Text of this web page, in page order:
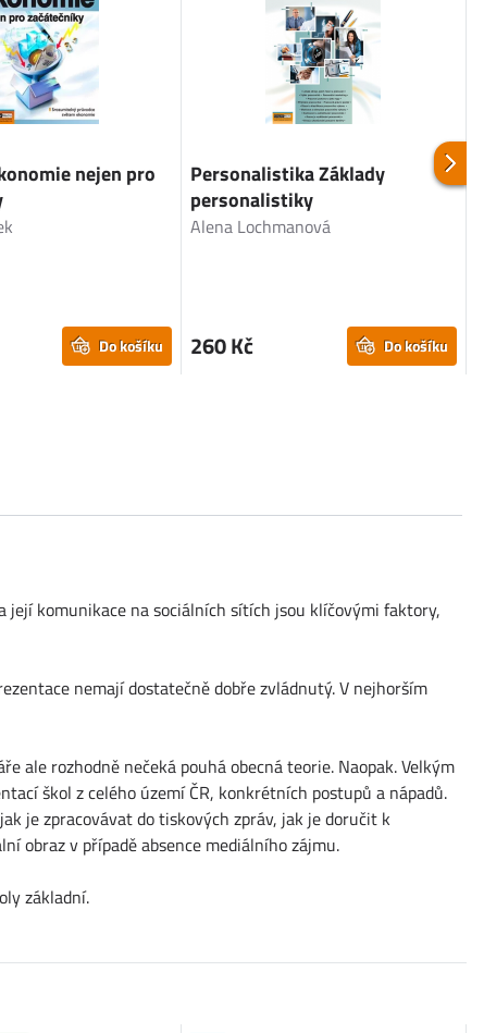
nejen pro
Do košíku
Personalistika Základy
personalistiky
Alena Lochmanová
260 Kč Do košíku
komunikace na sociálních sítích jsou klíčovými faktory,
nemají dostatečně dobře zvládnutý. V nejhorším
ale rozhodně nečeká pouhá obecná teorie. Naopak. Velkým
škol z celého území ČR, konkrétních postupů a nápadů.
je zpracovávat do tiskových zpráv, jak je doručit k
obraz v případě absence mediálního zájmu.
základní.